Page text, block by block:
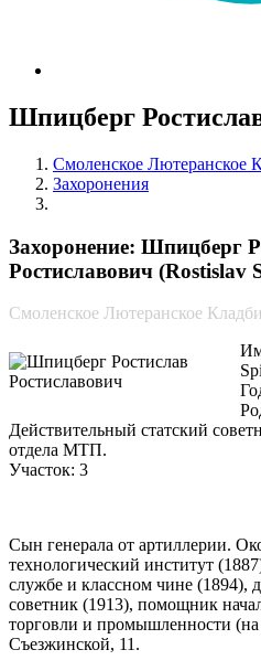
Шпицберг
Смоленское Лютеранское
Захоронения
Захоронение: Шпицберг
Ростиславович (Rostislav
Смоленское Лютеранское
Действительный статский
отдела МТП.
Участок: 3
Сын генерала от артиллерии.
технологический институт
службе и классном чине (1894),
советник (1913), помощник
торговли и промышленности
Съезжинской, 11.